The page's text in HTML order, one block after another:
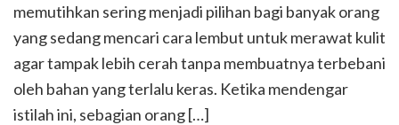
memutihkan sering menjadi pilihan bagi banyak orang
yang sedang mencari cara lembut untuk merawat kulit
agar tampak lebih cerah tanpa membuatnya terbebani
oleh bahan yang terlalu keras. Ketika mendengar
istilah ini, sebagian orang […]